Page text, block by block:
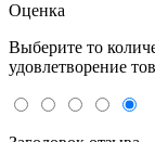
Оценка
Выберите то
удовлетворение